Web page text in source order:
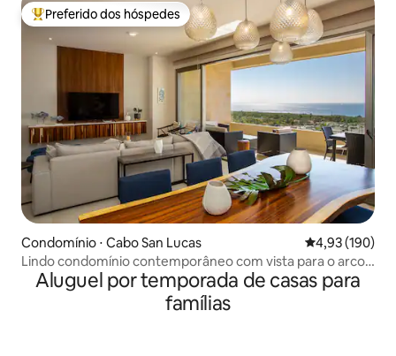
Entre os melhores preferidos dos hóspedes
Preferido dos hóspedes
Condomínio ⋅ Cabo San Lucas 4,93 de uma
4,93 (190)
Lindo condomínio contemporâneo com vista para o arco
e para o mar
Aluguel por temporada de casas para
famílias